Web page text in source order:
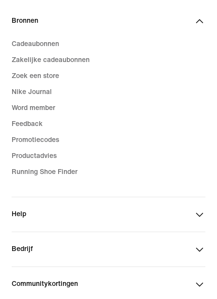
Bronnen
Cadeaubonnen
Zakelijke cadeaubonnen
Zoek een store
Nike Journal
Word member
Feedback
Promotiecodes
Productadvies
Running Shoe Finder
Help
Bedrijf
Communitykortingen